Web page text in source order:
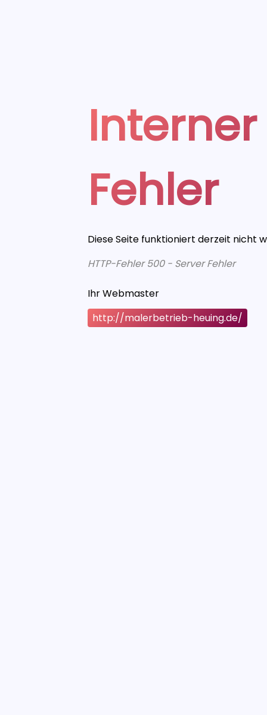
Fehler
Diese Seite funktioniert derzeit nicht
HTTP-Fehler 500 - Server Fehler
Ihr Webmaster
http://malerbetrieb-heuing.de/